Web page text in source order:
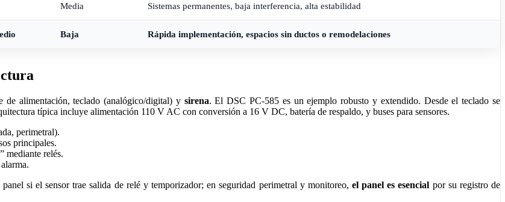
Media Sistemas permanentes, baja interferencia, alta estabilidad
Baja Rápida implementación, espacios sin ductos o remodelaciones
de alimentación, teclado (analógico/digital) y sirena. El DSC PC‑585 es un ejemplo robusto y extendido. Desde el teclado se
típica incluye alimentación 110 V AC con conversión a 16 V DC, batería de respaldo, y buses para sensores.
perimetral).
principales.
mediante relés.
si el sensor trae salida de relé y temporizador; en seguridad perimetral y monitoreo, el panel es esencial por su registro de